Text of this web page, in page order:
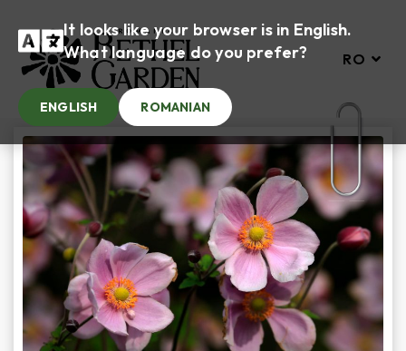
RO
It looks like your browser is in English.
What language do you prefer?
ENGLISH ROMANIAN